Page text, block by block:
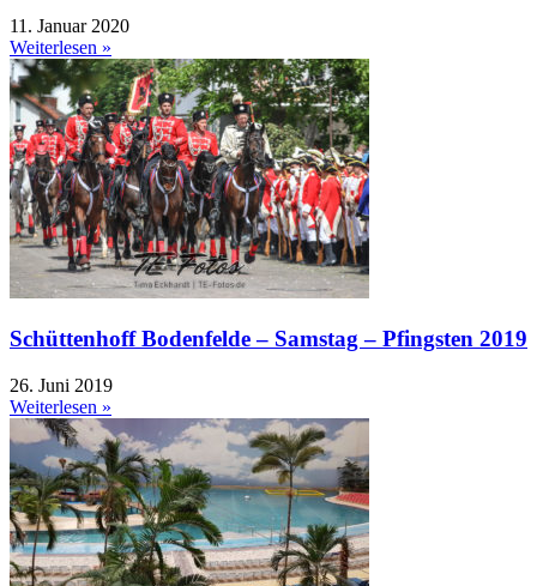
11. Januar 2020
Weiterlesen »
Schüttenhoff Bodenfelde – Samstag – Pfingsten 2019
26. Juni 2019
Weiterlesen »